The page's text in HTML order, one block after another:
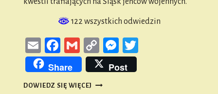
122 wszystkich odwiedzin
EmailFacebook
GmailCopy
Link
Messenger
Share Post
DOWIEDZ SIĘ WIĘCEJ ŻYCIE